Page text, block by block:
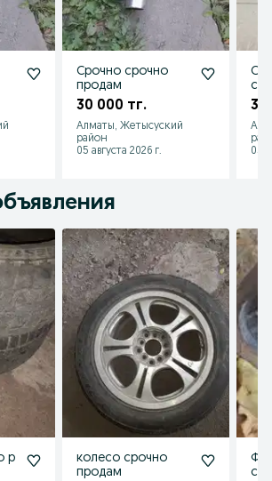
Срочно срочно
продам
30 000 тг.
Алматы, Жетысуский
район
05 августа 2026 г.
30
05
р
колесо срочно
продам